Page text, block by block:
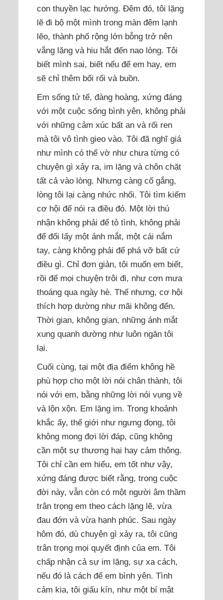
con thuyền lạc hướng. Đêm đó, tôi lặng
lẽ đi bộ một mình trong màn đêm lạnh
lẽo, thành phố rộng lớn bỗng trở nên
vắng lặng và hiu hắt đến nao lòng. Tôi
biết mình sai, biết nếu để em hay, em
sẽ chỉ thêm bối rối và buồn.
Em sống tử tế, đàng hoàng, xứng đáng
với một cuộc sống bình yên, không phải
với những cảm xúc bất an và rối ren
mà tôi vô tình gieo vào. Tôi đã nghĩ giá
như mình có thể vờ như chưa từng có
chuyện gì xảy ra, im lặng và chôn chặt
tất cả vào lòng. Nhưng càng cố gắng,
lòng tôi lại càng nhức nhối. Tôi tìm kiếm
cơ hội để nói ra điều đó. Một lời thú
nhận không phải để tỏ tình, không phải
để đổi lấy một ánh mắt, một cái nắm
tay, càng không phải để phá vỡ bất cứ
điều gì. Chỉ đơn giản, tôi muốn em biết,
rồi để mọi chuyện trôi đi, như cơn mưa
thoáng qua ngày hè. Thế nhưng, cơ hội
thích hợp dường như mãi không đến.
Thời gian, không gian, những ánh mắt
xung quanh dường như luôn ngăn tôi
lại.
Cuối cùng, tại một địa điểm không hề
phù hợp cho một lời nói chân thành, tôi
nói với em, bằng những lời nói vụng về
và lộn xộn. Em lặng im. Trong khoảnh
khắc ấy, thế giới như ngưng đọng, tôi
không mong đợi lời đáp, cũng không
cần một sự thương hại hay cảm thông.
Tôi chỉ cần em hiểu, em tốt như vậy,
xứng đáng được biết rằng, trong cuộc
đời này, vẫn còn có một người âm thầm
trân trọng em theo cách lặng lẽ, vừa
đau đớn và vừa hạnh phúc. Sau ngày
hôm đó, dù chuyện gì xảy ra, tôi cũng
trân trọng mọi quyết định của em. Tôi
chấp nhận cả sự im lặng, sự xa cách,
nếu đó là cách để em bình yên. Tình
cảm kia, tôi giấu kín, như một bí mật